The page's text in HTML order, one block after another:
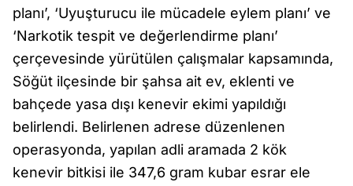
planı’, ‘Uyuşturucu ile mücadele eylem planı’ ve
‘Narkotik tespit ve değerlendirme planı’
çerçevesinde yürütülen çalışmalar kapsamında,
Söğüt ilçesinde bir şahsa ait ev, eklenti ve
bahçede yasa dışı kenevir ekimi yapıldığı
belirlendi. Belirlenen adrese düzenlenen
operasyonda, yapılan adli aramada 2 kök
kenevir bitkisi ile 347,6 gram kubar esrar ele